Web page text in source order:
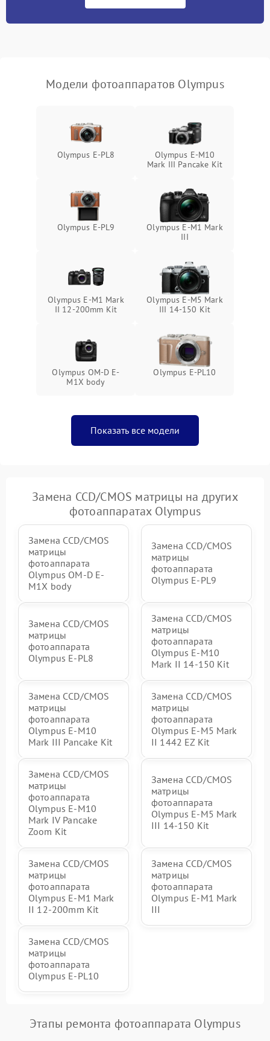
Модели фотоаппаратов Olympus
Olympus E-PL8
Olympus E-M10
Mark III Pancake Kit
Olympus E‑PL9
Olympus E‑M1 Mark
III
Olympus E‑M1 Mark
II 12-200mm Kit
Olympus E‑M5 Mark
III 14-150 Kit
Olympus OM-D E-
M1X body
Olympus E‑PL10
Показать все модели
Замена CCD/CMOS матрицы на других
фотоаппаратах Olympus
Замена CCD/CMOS
матрицы
фотоаппарата
Olympus OM-D E-
M1X body
Замена CCD/CMOS
матрицы
фотоаппарата
Olympus E‑PL9
Замена CCD/CMOS
матрицы
фотоаппарата
Olympus E-PL8
Замена CCD/CMOS
матрицы
фотоаппарата
Olympus E‑M10
Mark II 14-150 Kit
Замена CCD/CMOS
матрицы
фотоаппарата
Olympus E-M10
Mark III Pancake Kit
Замена CCD/CMOS
матрицы
фотоаппарата
Olympus E‑M5 Mark
II 1442 EZ Kit
Замена CCD/CMOS
матрицы
фотоаппарата
Olympus E-M10
Mark IV Pancake
Zoom Kit
Замена CCD/CMOS
матрицы
фотоаппарата
Olympus E‑M5 Mark
III 14-150 Kit
Замена CCD/CMOS
матрицы
фотоаппарата
Olympus E‑M1 Mark
II 12-200mm Kit
Замена CCD/CMOS
матрицы
фотоаппарата
Olympus E‑M1 Mark
III
Замена CCD/CMOS
матрицы
фотоаппарата
Olympus E‑PL10
Этапы ремонта фотоаппарата Olympus